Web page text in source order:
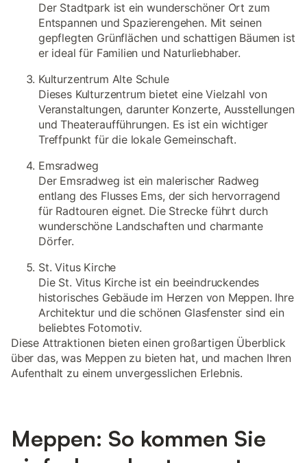
Der Stadtpark ist ein wunderschöner Ort zum
Entspannen und Spazierengehen. Mit seinen
gepflegten Grünflächen und schattigen Bäumen ist
er ideal für Familien und Naturliebhaber.
Kulturzentrum Alte Schule
Dieses Kulturzentrum bietet eine Vielzahl von
Veranstaltungen, darunter Konzerte, Ausstellungen
und Theateraufführungen. Es ist ein wichtiger
Treffpunkt für die lokale Gemeinschaft.
Emsradweg
Der Emsradweg ist ein malerischer Radweg
entlang des Flusses Ems, der sich hervorragend
für Radtouren eignet. Die Strecke führt durch
wunderschöne Landschaften und charmante
Dörfer.
St. Vitus Kirche
Die St. Vitus Kirche ist ein beeindruckendes
historisches Gebäude im Herzen von Meppen. Ihre
Architektur und die schönen Glasfenster sind ein
beliebtes Fotomotiv.
Diese Attraktionen bieten einen großartigen Überblick
über das, was Meppen zu bieten hat, und machen Ihren
Aufenthalt zu einem unvergesslichen Erlebnis.
Meppen: So kommen Sie